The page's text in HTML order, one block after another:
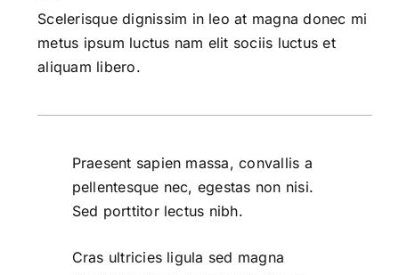
Scelerisque dignissim in leo at magna donec mi
metus ipsum luctus nam elit sociis luctus et
aliquam libero.
Praesent sapien massa, convallis a
pellentesque nec, egestas non nisi.
Sed porttitor lectus nibh.
Cras ultricies ligula sed magna